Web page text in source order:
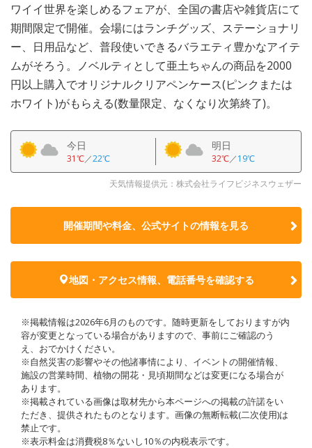
ワイイ世界を楽しめるフェアが、全国の書店や雑貨店にて
期間限定で開催。会場にはランチグッズ、ステーショナリ
ー、日用品など、普段使いできるバラエティ豊かなアイテ
ムがそろう。ノベルティとして亜土ちゃんの商品を2000
円以上購入でオリジナルクリアペンケース(ピンクまたは
ホワイト)がもらえる(数量限定、なくなり次第終了)。
今日
31℃／22℃
明日
32℃／19℃
天気情報提供元：株式会社ライフビジネスウェザー
開催期間や料金、公式サイトの情報を見る
地図・アクセス情報、電話番号を確認する
※掲載情報は2026年6月のものです。随時更新をしておりますが内
容が変更となっている場合がありますので、事前にご確認のう
え、おでかけください。
※自然災害の影響やその他諸事情により、イベントの開催情報、
施設の営業時間、植物の開花・見頃期間などは変更になる場合が
あります。
※掲載されている画像は取材先から本ページへの掲載の許諾をい
ただき、提供されたものとなります。画像の無断転載(二次使用)は
禁止です。
※表示料金は消費税8％ないし10％の内税表示です。